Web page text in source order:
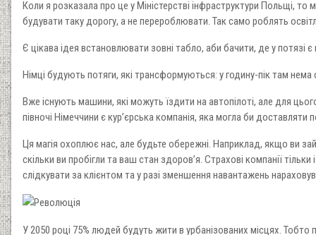
Коли я розказала про це у Міністерстві інфраструктури Польщі,
будувати таку дорогу, а не перероблювати. Так само роблять
Є цікава ідея встановлювати зовні табло, аби бачити, де у потязі є
Німці будують потяги, які трансформуються: у годину-пік там
Вже існують машини, які можуть їздити на автопілоті, але для
півночі Німеччини є кур’єрська компанія, яка могла би
Ця магія охоплює нас, але будьте обережні. Наприклад, якщо ви
скільки ви пробігли та ваш стан здоров’я. Страхові компанії
слідкувати за клієнтом та у разі зменшення навантажень
У 2050 році 75% людей будуть жити в урбанізованих місцях.